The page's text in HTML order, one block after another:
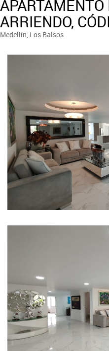
APARTAMENTO
ARRIENDO,
Medellín, Los Balsos